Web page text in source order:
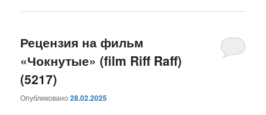
Рецензия на фильм
«Чокнутые» (film Riff Raff)
(5217)
Опубликовано28.02.2025